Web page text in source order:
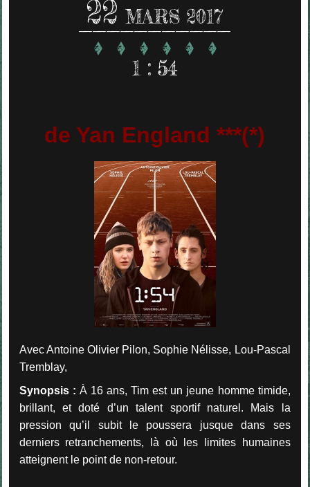
22 MARS 2017
1 : 54
de Yan England ***(*)
Avec Antoine Olivier Pilon, Sophie Nélisse, Lou-Pascal
Tremblay,
Synopsis : À 16 ans, Tim est un jeune homme timide,
brillant, et doté d’un talent sportif naturel. Mais la
pression qu’il subit le poussera jusque dans ses
derniers retranchements, là où les limites humaines
atteignent le point de non-retour.